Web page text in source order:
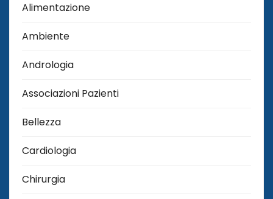
Alimentazione
Ambiente
Andrologia
Associazioni Pazienti
Bellezza
Cardiologia
Chirurgia